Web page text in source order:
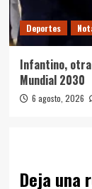
Deportes
Infantino, otra
Mundial 2030
6 agosto, 2026
Deja una